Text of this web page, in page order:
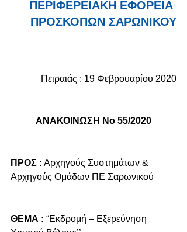
ΠΕΡΙΦΕΡΕΙΑΚΗ ΕΦΟΡΕΙΑ
ΠΡΟΣΚΟΠΩΝ ΣΑΡΩΝΙΚΟΥ
Πειραιάς : 19 Φεβρουαρίου 2020
ΑΝΑΚΟΙΝΩΣΗ Νο 55/2020
ΠΡΟΣ : Αρχηγούς Συστημάτων &
Αρχηγούς Ομάδων ΠΕ Σαρωνικού
ΘΕΜΑ : “Εκδρομή – Εξερεύνηση